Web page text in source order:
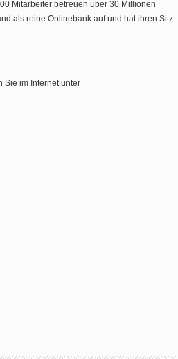
Mitarbeiter betreuen über 30 Millionen
als reine Onlinebank auf und hat ihren Sitz
Sie im Internet unter